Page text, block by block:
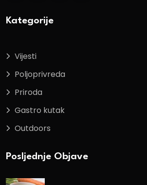
Kategorije
Vijesti
Poljoprivreda
Priroda
Gastro kutak
Outdoors
Posljednje Objave